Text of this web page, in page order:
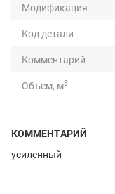
Модификация
Код детали
Комментарий
Объем, м3
Грузоподъемность, т
КОММЕНТАРИЙ
усиленный